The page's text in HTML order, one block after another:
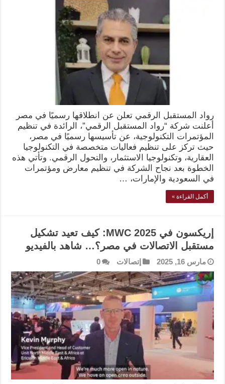
رواد المستقبل الرقمي تعلن عن انطلاقها رسميًا في مصر
أعلنت شركة “رواد المستقبل الرقمي”، الرائدة في تنظيم
المؤتمرات التكنولوجية، عن تأسيسها رسميًا في مصر،
حيث تركز على تنظيم فعاليات متخصصة في التكنولوجيا
العقارية، وتكنولوجيا الاستثمار، والتحول الرقمي. وتأتي هذه
الخطوة بعد نجاح الشركة في تنظيم معارض ومؤتمرات
في السعودية والإمارات، …
أكمل القراءة »
إريكسون في MWC 2025: كيف تعيد تشكيل
مستقبل الاتصالات في مصر؟… شاهد بالفيديو
مارس 16, 2025 إتصالات 0